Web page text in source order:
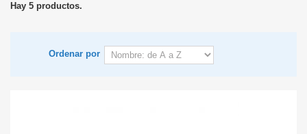
Hay 5 productos.
Ordenar por